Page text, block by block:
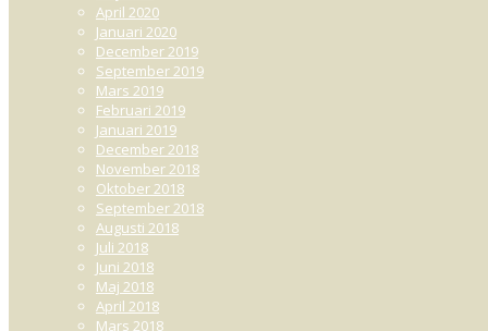
April 2020
Januari 2020
December 2019
September 2019
Mars 2019
Februari 2019
Januari 2019
December 2018
November 2018
Oktober 2018
September 2018
Augusti 2018
Juli 2018
Juni 2018
Maj 2018
April 2018
Mars 2018